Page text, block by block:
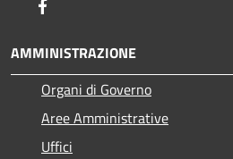
AMMINISTRAZIONE
Organi di Governo
Aree Amministrative
Uffici